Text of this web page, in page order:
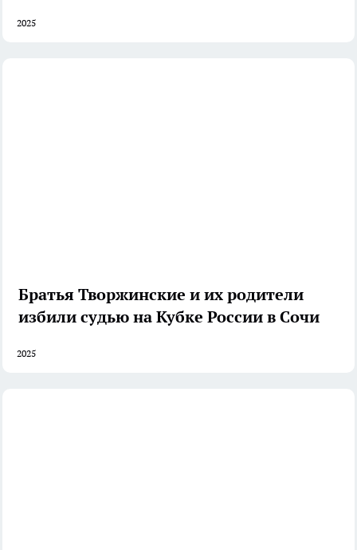
2025
Братья Творжинские и их родители
избили судью на Кубке России в Сочи
2025